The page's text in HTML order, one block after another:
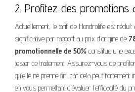
2. Profitez des promotions
Actuellement, le tarif de Hondrolife est réduit
significative par rapport au prix d’origine de
promotionnelle de 50% constitue une
tester ce traitement. Assurez-vous de
qu’elle ne prenne fin, car cela peut fortement
en vous permettant d’évaluer l’efficacité du